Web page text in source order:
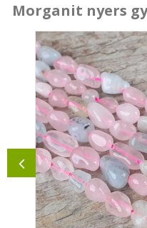
Morganit nyers